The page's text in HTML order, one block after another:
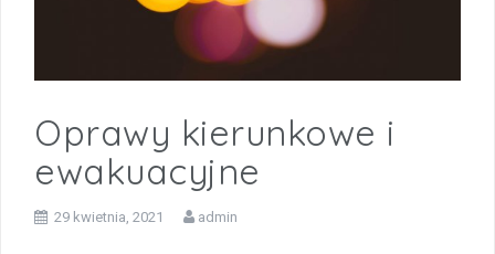
Oprawy kierunkowe i
ewakuacyjne
29 kwietnia, 2021 admin